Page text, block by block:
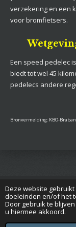
Deze website
doeleinden en/of het
Door gebruik te
u hiermee akkoord.
verzekering en een
voor bromfietsers.
Een speed pedelec
biedt tot wel 45
pedelecs andere
Bronvermelding: KBO-
© 2015 - 2026